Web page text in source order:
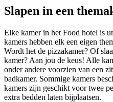
Slapen in een
Elke kamer in het Food hotel is
kamers hebben elk een eigen
Wordt het de pizzakamer? Of
kamer? Aan jou de keus! Alle
onder andere voorzien van een
badkamer. Sommige kamers
kamers zijn geschikt voor twee
extra bedden laten bijplaatsen.